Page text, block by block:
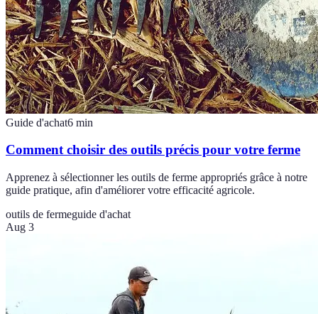
Guide d'achat6 min
Comment choisir des outils précis pour votre ferme
Apprenez à sélectionner les outils de ferme appropriés grâce à notre
guide pratique, afin d'améliorer votre efficacité agricole.
outils de fermeguide d'achat
Aug 3